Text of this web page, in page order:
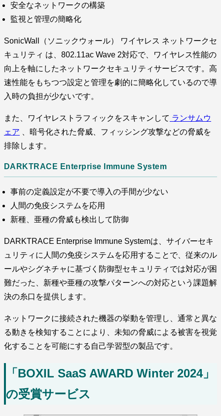
安全なネットワークの構築
監視と管理の簡略化
SonicWall（ソニックウォール） ワイヤレス ネットワークセ
キュリティ は、802.11ac Wave 2対応で、ワイヤレス性能の
向上を軸にしたネットワークセキュリティサービスです。高
速性能をもちつつ設定と管理を劇的に簡略化しているので導
入時の負担が少ないです。
また、ワイヤレストラフィックをスキャンして ランサムウ
ェア 、暗号化された脅威、フィッシング攻撃などの脅威を
排除します。
DARKTRACE Enterprise Immune System
事前の定義設定が不要で導入の手間が少ない
人間の免疫システムを応用
新種、亜種の脅威も検出して防御
DARKTRACE Enterprise Immune Systemは、サイバーセキ
ュリティに人間の免疫システムを応用することで、従来のル
ールやシグネチャに基づく防御型セキュリティでは対応が困
難だった、新種や亜種の攻撃パターンへの対応という課題解
決の糸口を提供します。
ネットワークに接続された機器の挙動を管理し、通常と異な
る動きを検知することにより、未知の脅威による被害を視覚
化することを可能にする自己学習型の製品です。
「BOXIL SaaS AWARD Winter 2024」
の受賞サービス